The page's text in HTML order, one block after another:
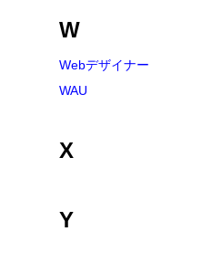
W
Webデザイナー
WAU
X
Y